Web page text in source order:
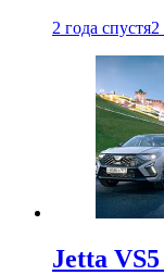
2 года спустя2
Jetta